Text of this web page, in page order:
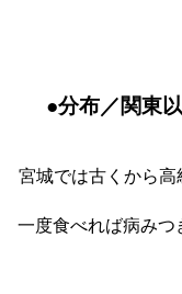
●分布／関東
宮城では古くから高
一度食べれば病みつ